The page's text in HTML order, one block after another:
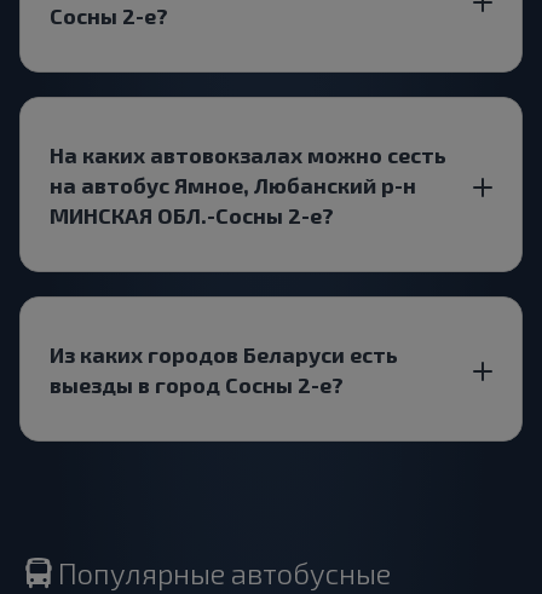
Сосны 2-е?
На каких автовокзалах можно сесть
на автобус Ямное, Любанский р-н
МИНСКАЯ ОБЛ.-Сосны 2-е?
Из каких городов Беларуси есть
выезды в город Сосны 2-е?
Популярные автобусные